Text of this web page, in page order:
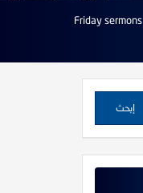
Friday sermons